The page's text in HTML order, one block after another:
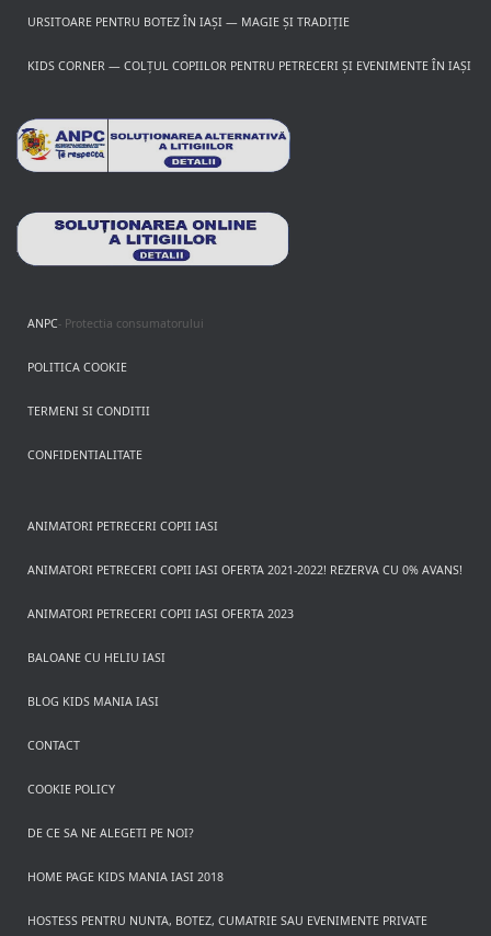
URSITOARE PENTRU BOTEZ ÎN IAȘI — MAGIE ȘI TRADIȚIE
KIDS CORNER — COLȚUL COPIILOR PENTRU PETRECERI ȘI EVENIMENTE ÎN IAȘI
ANPC- Protectia consumatorului
POLITICA COOKIE
TERMENI SI CONDITII
CONFIDENTIALITATE
ANIMATORI PETRECERI COPII IASI
ANIMATORI PETRECERI COPII IASI OFERTA 2021-2022! REZERVA CU 0% AVANS!
ANIMATORI PETRECERI COPII IASI OFERTA 2023
BALOANE CU HELIU IASI
BLOG KIDS MANIA IASI
CONTACT
COOKIE POLICY
DE CE SA NE ALEGETI PE NOI?
HOME PAGE KIDS MANIA IASI 2018
HOSTESS PENTRU NUNTA, BOTEZ, CUMATRIE SAU EVENIMENTE PRIVATE